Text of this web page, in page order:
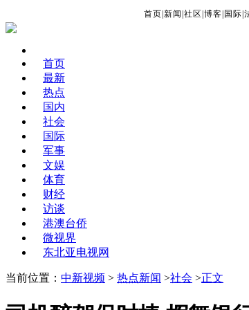
首页 新闻 社区 博客 国际
首页
最新
热点
国内
社会
国际
军事
文娱
体育
财经
访谈
港澳台侨
微视界
东北亚电视网
当前位置： 中新视频 > 热点新闻 >社会 >正文